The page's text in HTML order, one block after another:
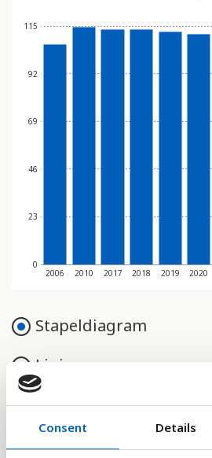
Consent Details
0
23
46
69
92
115
2006 2010 2017 2018 2019 2020
Stapeldiagram
Linje
Platt